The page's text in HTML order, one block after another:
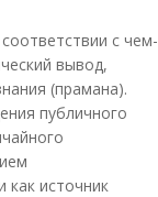
с чем-
вывод,
(прамана).
публичного
как источник